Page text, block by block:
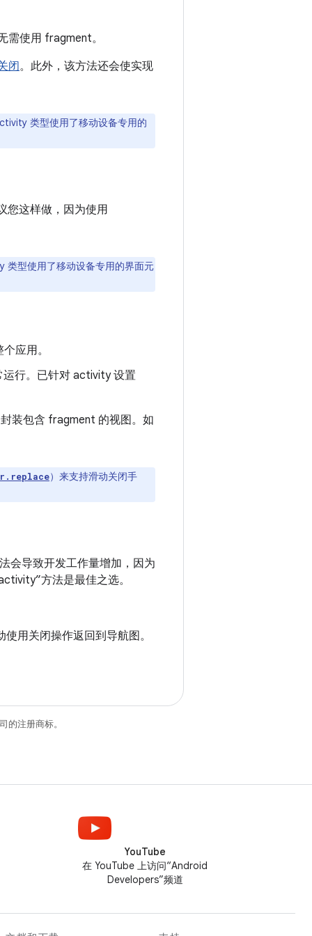
需使用 fragment。
闭。此外，该方法还会使实现
类型使用了移动设备专用的
您这样做，因为使用
型使用了移动设备专用的界面元
应用。
行。已针对 activity 设置
装包含 fragment 的视图。如
）来支持滑动关闭手
会导致开发工作量增加，因为
方法是最佳之选。
用关闭操作返回到导航图。
的注册商标。
YouTube
在 YouTube 上访问“Android
Developers”频道